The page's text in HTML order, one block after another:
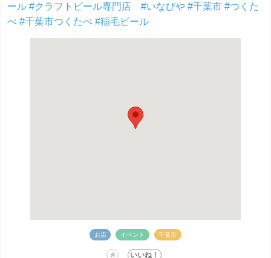
ール #クラフトビール専門店 #いなびや #千葉市 #つくた
べ #千葉市つくたべ #稲毛ビール
お店 イベント 千葉市